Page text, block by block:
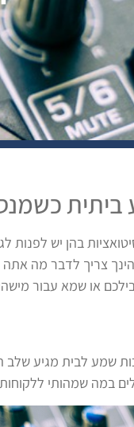
בהן יש לפנות
צריך לדבר מה
או שמא עבור
לבית מגיע שלב
במה שמהותי